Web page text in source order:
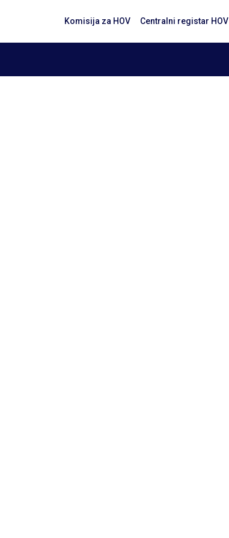
Komisija za HOV Centralni registar HOV